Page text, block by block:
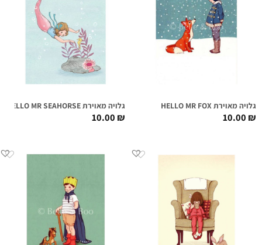
גלויה מאוירת HELLO MR FOX
10.00₪
גלויה מאוירת HELLO MR SEAHORSE
10.00₪